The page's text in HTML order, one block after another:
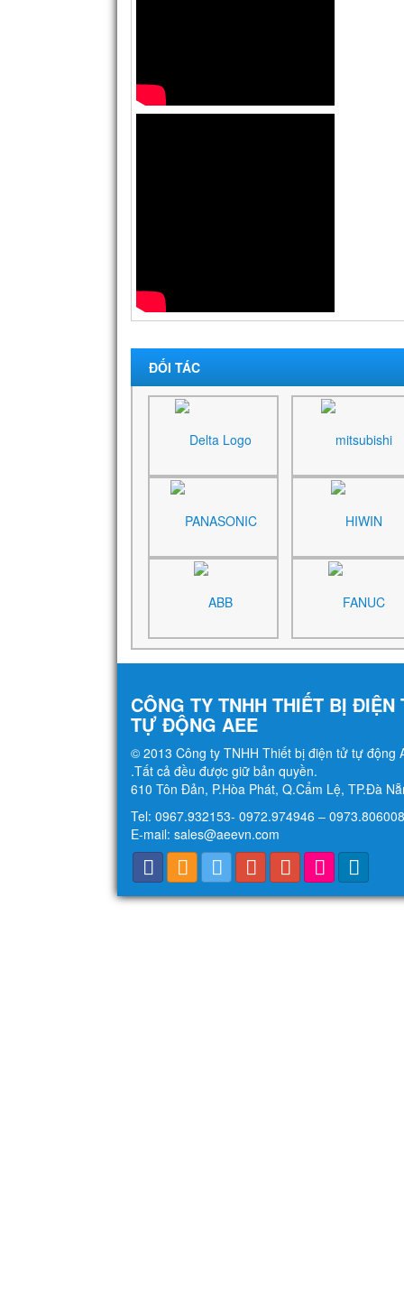
ĐỐI TÁC
CÔNG TY TNHH THIẾT BỊ ĐIỆN
TỰ ĐỘNG AEE
© 2013 Công ty TNHH Thiết bị điện tử tự động
.Tất cả đều được giữ bản quyền.
610 Tôn Đản, P.Hòa Phát, Q.Cẩm Lệ, TP.Đà
Tel: 0967.932153- 0972.974946 –
E-mail: sales@aeevn.com